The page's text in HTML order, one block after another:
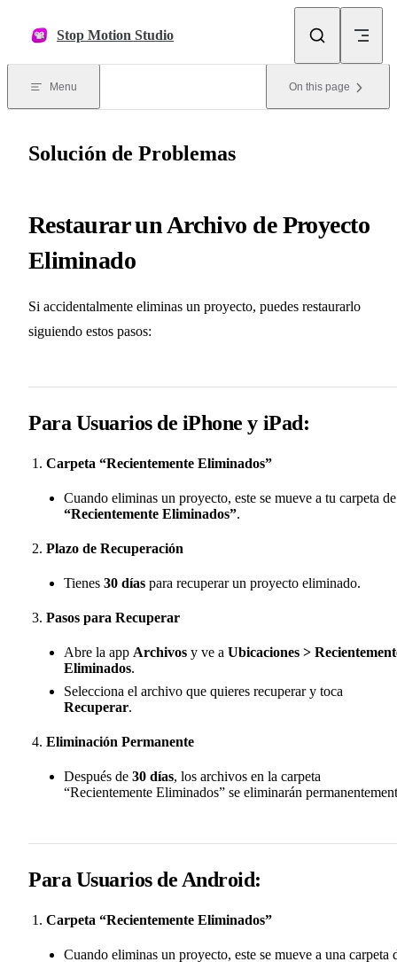
Stop Motion Studio
Menu On this page
Solución de Problemas
Restaurar un Archivo de Proyecto
Eliminado
Si accidentalmente eliminas un proyecto, puedes restaurarlo
siguiendo estos pasos:
Para Usuarios de iPhone y iPad:
Carpeta “Recientemente Eliminados”
Cuando eliminas un proyecto, este se mueve a tu carpeta de
“Recientemente Eliminados”.
Plazo de Recuperación
Tienes 30 días para recuperar un proyecto eliminado.
Pasos para Recuperar
Abre la app Archivos y ve a Ubicaciones >
Eliminados.
Selecciona el archivo que quieres recuperar y toca
Recuperar.
Eliminación Permanente
Después de 30 días, los archivos en la carpeta
“Recientemente Eliminados” se eliminarán
Para Usuarios de Android:
Carpeta “Recientemente Eliminados”
Cuando eliminas un proyecto, este se mueve a una carpeta